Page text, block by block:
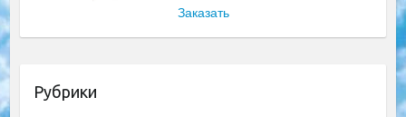
Заказать
Рубрики